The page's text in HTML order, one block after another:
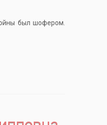
был шофером.